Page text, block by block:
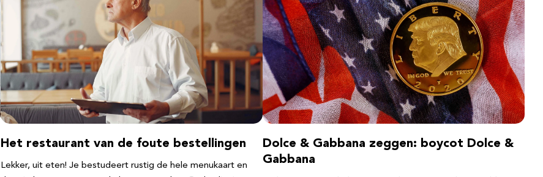
Het restaurant van de foute bestellingen
Lekker, uit eten! Je bestudeert rustig de hele menukaart en
Dolce & Gabbana zeggen: boycot Dolce &
Gabbana